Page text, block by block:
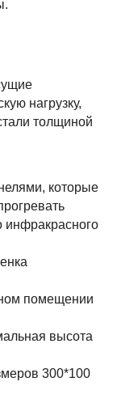
нагрузку,
толщиной
которые
инфракрасного
помещении
высота
300*100